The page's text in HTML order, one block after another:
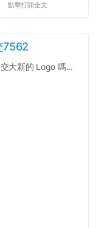
點擊打開全文
7562
大新的 Logo 嗎...